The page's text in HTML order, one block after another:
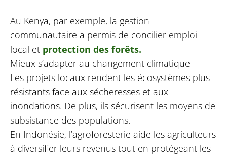
Au Kenya, par exemple, la gestion
communautaire a permis de concilier emploi
local et protection des forêts.
Mieux s’adapter au changement climatique
Les projets locaux rendent les écosystèmes plus
résistants face aux sécheresses et aux
inondations. De plus, ils sécurisent les moyens de
subsistance des populations.
En Indonésie, l’agroforesterie aide les agriculteurs
à diversifier leurs revenus tout en protégeant les